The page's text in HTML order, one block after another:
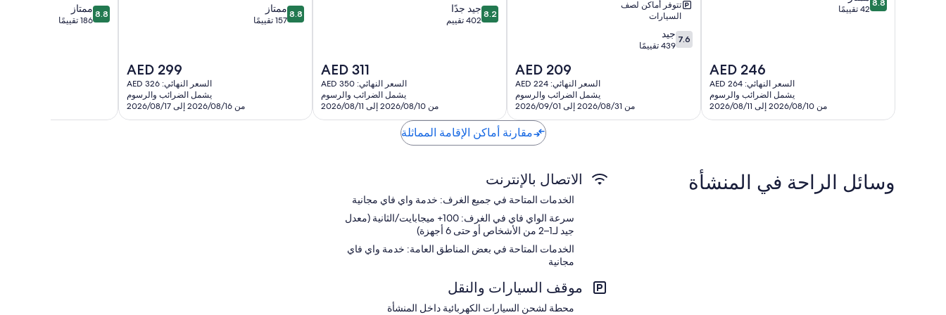
من
8.8
42 تقييمًا
السعر
الحالي
هو
AED
246
AED 246
السعر النهائي: AED 264
يشمل الضرائب والرسوم
من 2026/08/10 إلى 2026/08/11
تتوفر أماكن لصف
السيارات
7.6
من
7.6 جيد
439 تقييمًا
السعر
الحالي
هو
AED
209
AED 209
السعر النهائي: AED 224
يشمل الضرائب والرسوم
من 2026/08/31 إلى 2026/09/01
8.2
من
8.2 جيد جدًا
402 تقييم
السعر
الحالي
هو
AED
311
AED 311
السعر النهائي: AED 350
يشمل الضرائب والرسوم
من 2026/08/10 إلى 2026/08/11
8.8
من
8.8 ممتاز
157 تقييمًا
السعر
الحالي
هو
AED
299
AED 299
السعر النهائي: AED 326
يشمل الضرائب والرسوم
من 2026/08/16 إلى 2026/08/17
8.8
من
8.8 ممتاز
186 تقييمًا
مقارنة أماكن الإقامة المماثلة
وسائل الراحة في المنشأة الاتصال بالإنترنت
الخدمات المتاحة في جميع الغرف: خدمة واي فاي مجانية
سرعة الواي فاي في الغرف: 100+ ميجابايت/الثانية (معدل
جيد لـ1–2 من الأشخاص أو حتى 6 أجهزة)
الخدمات المتاحة في بعض المناطق العامة: خدمة واي فاي
مجانية
موقف السيارات والنقل
محطة لشحن السيارات الكهربائية داخل المنشأة